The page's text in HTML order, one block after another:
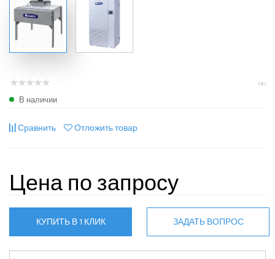
( 0 )
В наличии
Сравнить Отложить товар
Цена по запросу
КУПИТЬ В 1 КЛИК ЗАДАТЬ ВОПРОС